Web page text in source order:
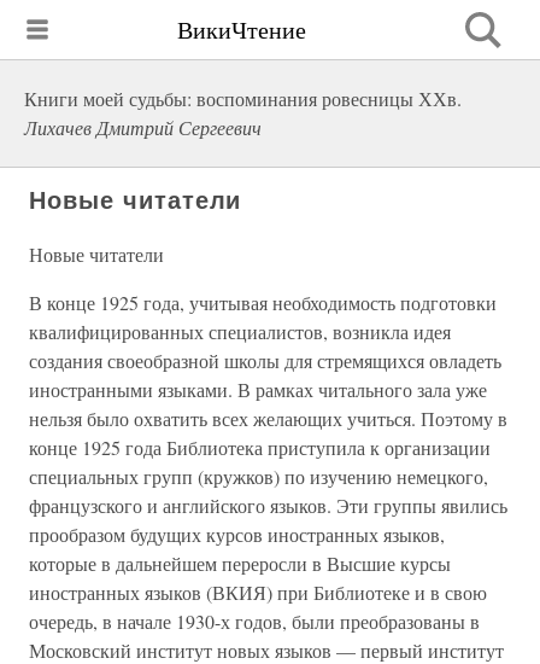
ВикиЧтение
Книги моей судьбы: воспоминания ровесницы ХХв.
Лихачев Дмитрий Сергеевич
Новые читатели
Новые читатели
В конце 1925 года, учитывая необходимость подготовки
квалифицированных специалистов, возникла идея
создания своеобразной школы для стремящихся овладеть
иностранными языками. В рамках читального зала уже
нельзя было охватить всех желающих учиться. Поэтому в
конце 1925 года Библиотека приступила к организации
специальных групп (кружков) по изучению немецкого,
французского и английского языков. Эти группы явились
прообразом будущих курсов иностранных языков,
которые в дальнейшем переросли в Высшие курсы
иностранных языков (ВКИЯ) при Библиотеке и в свою
очередь, в начале 1930-х годов, были преобразованы в
Московский институт новых языков — первый институт